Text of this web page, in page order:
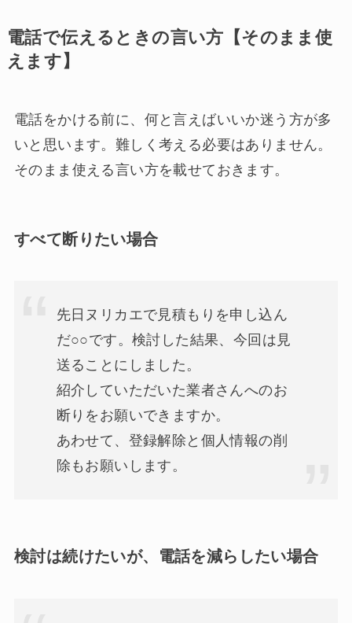
電話で伝えるときの言い方【そのまま使
えます】
電話をかける前に、何と言えばいいか迷う方が多
いと思います。難しく考える必要はありません。
そのまま使える言い方を載せておきます。
すべて断りたい場合
先日ヌリカエで見積もりを申し込ん
だ○○です。検討した結果、今回は見
送ることにしました。
紹介していただいた業者さんへのお
断りをお願いできますか。
あわせて、登録解除と個人情報の削
除もお願いします。
検討は続けたいが、電話を減らしたい場合